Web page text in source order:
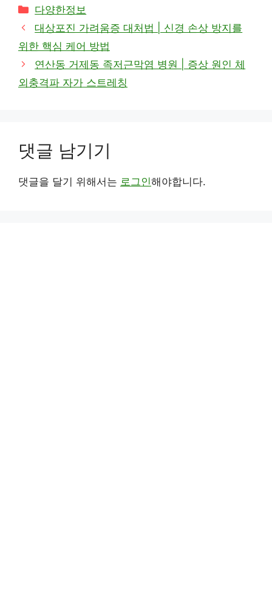
카
테
고
리
다양한정보
대상포진 가려움증 대처법 | 신경 손상 방지를
위한 핵심 케어 방법
연산동 거제동 족저근막염 병원 | 증상 원인 체
외충격파 자가 스트레칭
댓글 남기기
댓글을 달기 위해서는 로그인해야합니다.